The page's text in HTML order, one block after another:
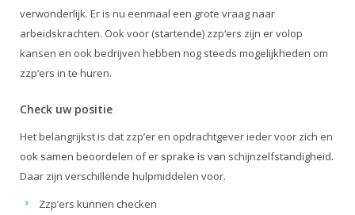
verwonderlijk. Er is nu eenmaal een grote vraag naar
arbeidskrachten. Ook voor (startende) zzp‘ers zijn er volop
kansen en ook bedrijven hebben nog steeds mogelijkheden om
zzp’ers in te huren.
Check uw positie
Het belangrijkst is dat zzp’er en opdrachtgever ieder voor zich en
ook samen beoordelen of er sprake is van schijnzelfstandigheid.
Daar zijn verschillende hulpmiddelen voor.
Zzp’ers kunnen checken